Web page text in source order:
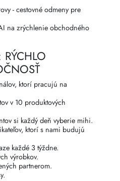
- cestovné odmeny pre
na zrýchlenie obchodného
ktorí pracujú na
v 10 produktových
si každý deň vyberie mihi.
ktorí s nami budujú
každé 3 týždne.
výrobkov.
partnerom.